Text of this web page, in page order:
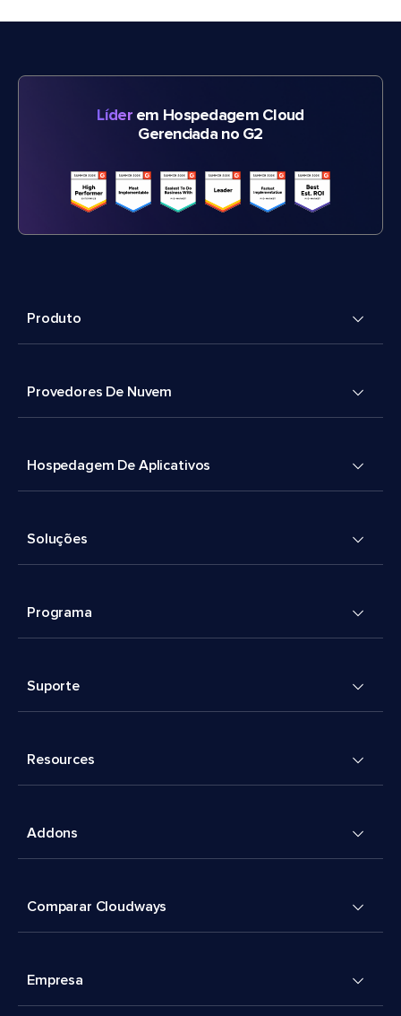
Líderem Hospedagem Cloud
Gerenciada no G2
Produto
Provedores De Nuvem
Hospedagem De Aplicativos
Soluções
Programa
Suporte
Resources
Addons
Comparar Cloudways
Empresa